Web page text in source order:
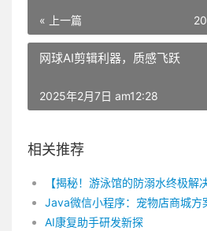
« 上一篇
网球AI剪辑利器，质感飞跃
2025年2月7日 am12:28
相关推荐
【揭秘！游泳馆的防溺水终极解
Java微信小程序：宠物店商城方
AI康复助手研发新探